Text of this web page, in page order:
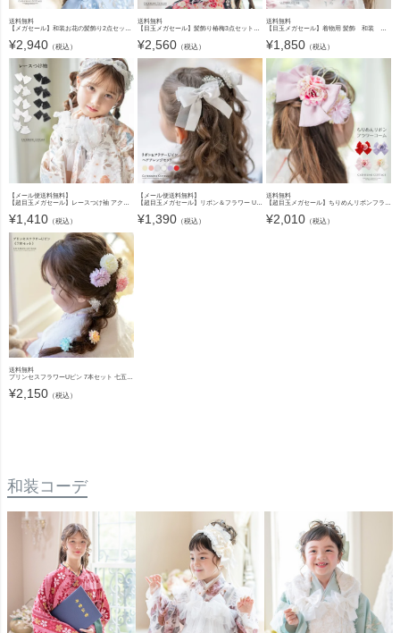
送料無料
【メガセール】和装お花の髪飾り2点セット[髪飾り造花卒業式袴結婚式成人式子供大人着物振り袖ヘアアクセ TAK
¥2,940 （税込）
送料無料
【目玉メガセール】髪飾り椿梅3点セットレトロモダンちりめん[ヘアコームUピン花成人式卒業式卒園式七五三結 TAK
¥2,560 （税込）
送料無料
【目玉メガセール】着物用 髪飾 和装 七五三 卒園 卒業式 ヘアアクセサリー TAK
¥1,850 （税込）
【メール便送料無料】
【超目玉メガセール】レースつけ袖 アクセサリー レディース キッズ その他ファッション小物 付け袖 浴衣 着物 和装小物 白 黒 キャサリンコテージ YUP12《メール便優先商品》
¥1,410 （税込）
【メール便送料無料】
【超目玉メガセール】リボン＆フラワー Uピン ヘアアレンジセット キャサリンコテージ YUP6 《メール便優先商品》
¥1,390 （税込）
送料無料
【超目玉メガセール】ちりめんリボンフラワーコーム 和装髪飾り ヘアアクセサリー キャサリンコテージ TAK
¥2,010 （税込）
送料無料
プリンセスフラワーUピン 7本セット 七五三 753 浴衣 和装 袴 ドレス ヘアアクセサリー 小学生 キッズ 結婚式 ラプンツェル風 キャサリンコテージ TAK
¥2,150 （税込）
和装コーデ